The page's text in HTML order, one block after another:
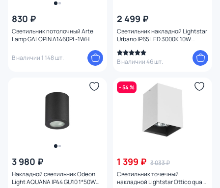
830 ₽
Светильник потолочный Arte
Lamp GALOPIN A1460PL-1WH
В наличии 1 148 шт.
2 499 ₽
Светильник накладной Lightstar
Urbano IP65 LED 3000K 10W
В наличии 46 шт.
3 980 ₽
Накладной светильник Odeon
Light AQUANA IP44 GU10 1*50W
- 54 %
1 399 ₽ 3 033 ₽
Светильник точечный
накладной Lightstar Ottico qua